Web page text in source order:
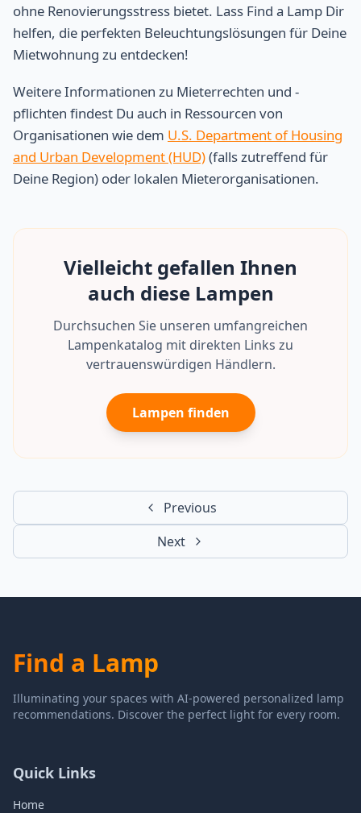
ohne Renovierungsstress bietet. Lass Find a Lamp Dir
helfen, die perfekten Beleuchtungslösungen für Deine
Mietwohnung zu entdecken!
Weitere Informationen zu Mieterrechten und -
pflichten findest Du auch in Ressourcen von
Organisationen wie dem U.S. Department of Housing
and Urban Development (HUD)(falls zutreffend für
Deine Region) oder lokalen Mieterorganisationen.
Vielleicht gefallen Ihnen
auch diese Lampen
Durchsuchen Sie unseren umfangreichen
Lampenkatalog mit direkten Links zu
vertrauenswürdigen Händlern.
Lampen finden
Previous
Next
Find a Lamp
Illuminating your spaces with AI-powered personalized lamp
recommendations. Discover the perfect light for every room.
Quick Links
Home